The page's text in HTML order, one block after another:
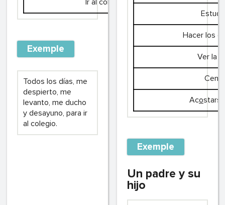
Ir al colegio
Exemple
Todos los días, me
despierto, me
levanto, me ducho
y desayuno, para ir
al colegio.
Hacer los
Ver la
Cenar
Aco
Exemple
Un padre y su
hijo